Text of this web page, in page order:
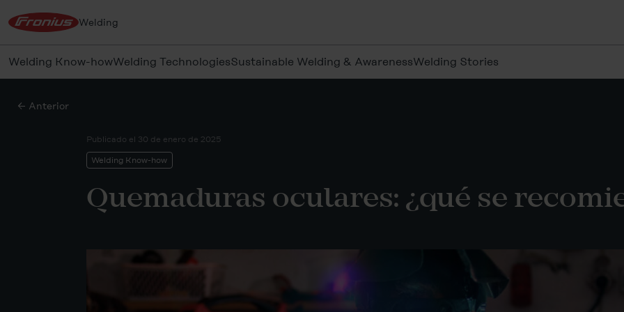
Welding
Welding Know-howWelding TechnologiesSustainable Welding & AwarenessWelding Stories
← Anterior
Publicado el 30 de enero de 2025
Welding Know-how
Quemaduras oculares: ¿qué se